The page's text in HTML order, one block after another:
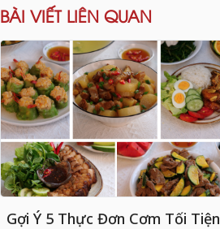
BÀI VIẾT LIÊN QUAN
Gợi Ý 5 Thực Đơn Cơm Tối Tiện